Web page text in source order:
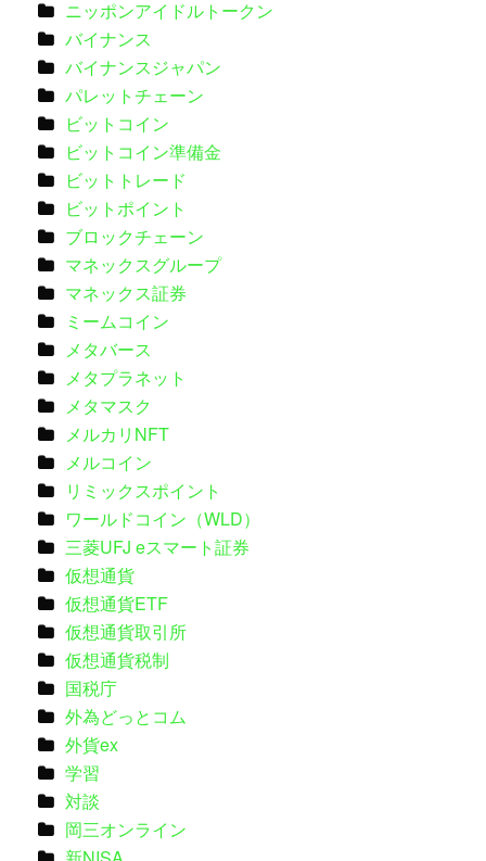
ニッポンアイドルトークン
バイナンス
バイナンスジャパン
パレットチェーン
ビットコイン
ビットコイン準備金
ビットトレード
ビットポイント
ブロックチェーン
マネックスグループ
マネックス証券
ミームコイン
メタバース
メタプラネット
メタマスク
メルカリNFT
メルコイン
リミックスポイント
ワールドコイン（WLD）
三菱UFJ eスマート証券
仮想通貨
仮想通貨ETF
仮想通貨取引所
仮想通貨税制
国税庁
外為どっとコム
外貨ex
学習
対談
岡三オンライン